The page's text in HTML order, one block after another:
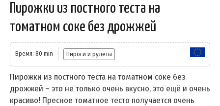
Пирожки из постного теста на
томатном соке без дрожжей
Время: 80 min Пироги и рулеты
Пирожки из постного теста на томатном соке без
дрожжей – это не только очень вкусно, это ещё и очень
красиво! Пресное томатное тесто получается очень